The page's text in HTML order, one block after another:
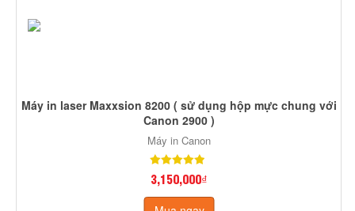
Máy in laser Maxxsion 8200 ( sử dụng hộp mực chung với
Canon 2900 )
Máy in Canon
3,150,000₫